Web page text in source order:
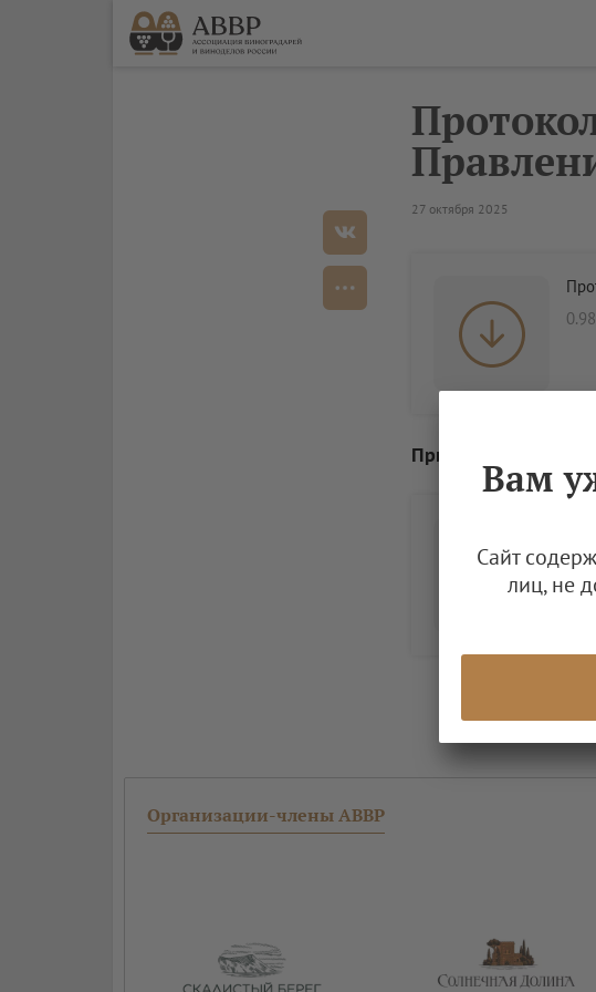
27 октября 2025
Приложение 1.
Организации-члены АВВР
Вам
Сайт
лиц, не